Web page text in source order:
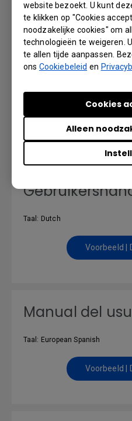
website bezoekt. U kunt
te klikken op "Cookies
noodzakelijke cookies" om
technologieën te weigeren.
te allen tijde aanpassen.
ons Cookiebeleid en
Alleen
Cookies
Voorbeeld |
User Manual
Voorbeeld |
Taal: Dutch
Voorbeeld |
Manual del
Taal: European Spanish
Voorbeeld |